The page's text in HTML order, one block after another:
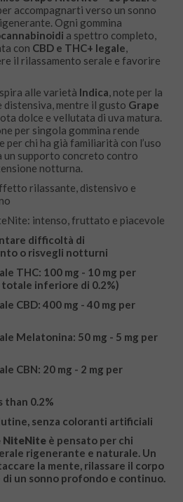
accompagnarti verso un sonno
Ogni gommina
a spettro completo,
con CBD e THC+ legale,
il rilassamento serale e favorire
alle varietà Indica, note per la
distensiva, mentre il gusto Grape
dolce e vellutata di uva matura.
per singola gommina rende
chi ha già familiarità con l’uso
un supporto concreto contro
notturna.
rilassante, distensivo e
intenso, fruttato e piacevole
difficoltà di
o risvegli notturni
THC: 100 mg - 10 mg per
totale inferiore di 0.2%)
CBD: 400 mg - 40 mg per
Melatonina: 50 mg - 5 mg per
CBN: 20 mg - 2 mg per
than 0.2%
senza coloranti artificiali
NiteNite è pensato per chi
rigenerante e naturale. Un
la mente, rilassare il corpo
un sonno profondo e continuo.